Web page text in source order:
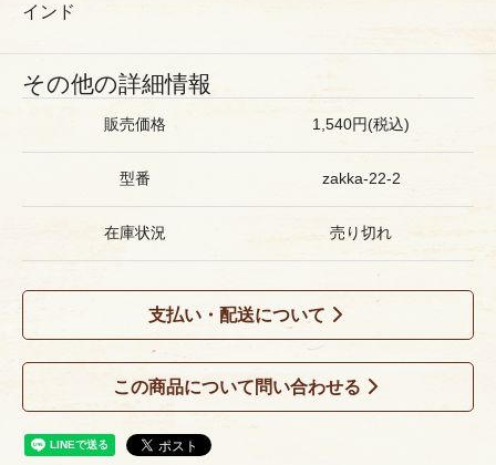
インド
その他の詳細情報
販売価格 1,540円(税込)
型番 zakka-22-2
在庫状況 売り切れ
支払い・配送について
この商品について問い合わせる